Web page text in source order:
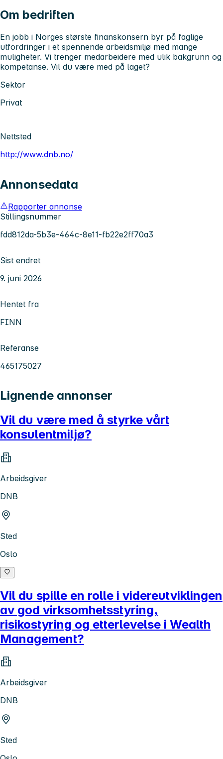
Om bedriften
En jobb i Norges største finanskonsern byr på faglige
utfordringer i et spennende arbeidsmiljø med mange
muligheter. Vi trenger medarbeidere med ulik bakgrunn og
kompetanse. Vil du være med på laget?
Sektor
Privat
Nettsted
http://www.dnb.no/
Annonsedata
Rapporter annonse
Stillingsnummer
fdd812da-5b3e-464c-8e11-fb22e2ff70a3
Sist endret
9. juni 2026
Hentet fra
FINN
Referanse
465175027
Lignende annonser
Vil du være med å styrke vårt
konsulentmiljø?
Arbeidsgiver
DNB
Sted
Oslo
Vil du spille en rolle i videreutviklingen
av god virksomhetsstyring,
risikostyring og etterlevelse i Wealth
Management?
Arbeidsgiver
DNB
Sted